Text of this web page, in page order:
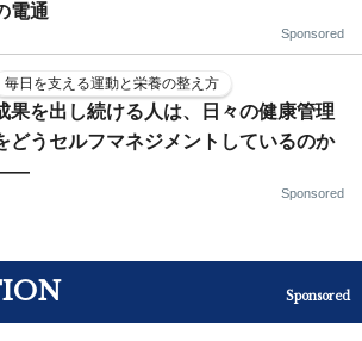
電通
Sponsored
毎日を支える運動と栄養の整え方
果を出し続ける人は、日々の健康管理
どうセルフマネジメントしているのか
Sponsored
Sponsored